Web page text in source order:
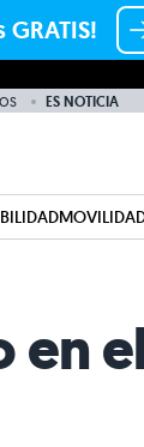
GRATIS!
ES NOTICIA
en